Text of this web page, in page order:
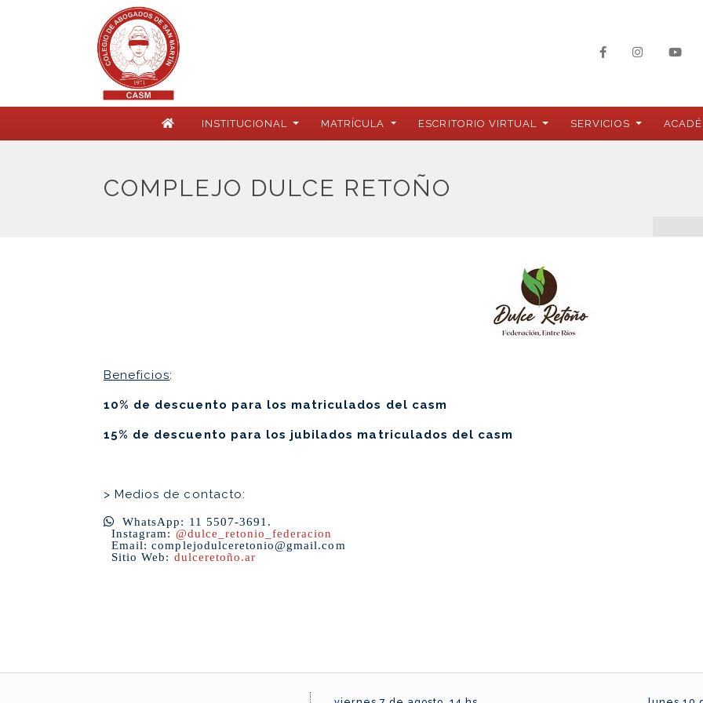
INSTITUCIONAL MATRÍCULA ESCRITORIO VIRTUAL SERVICIOS
COMPLEJO DULCE RETOÑO
Beneficios:
10% de descuento para los matriculados del casm
15% de descuento para los jubilados matriculados del casm
> Medios de contacto:
WhatsApp: 11 5507-3691.
Instagram: @dulce_retonio_federacion
Email: complejodulceretonio@gmail.com
Sitio Web: dulceretoño.ar